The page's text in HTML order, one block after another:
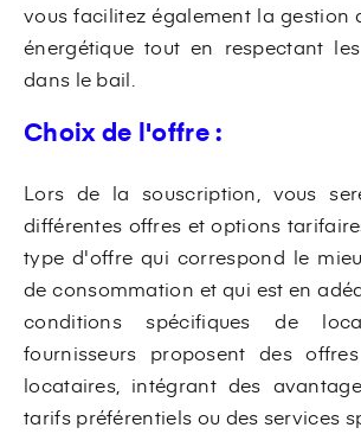
vous facilitez également la gestion
énergétique tout en respectant
dans le bail.
Choix de l'offre :
Lors de la souscription, vous
différentes offres et options
type d'offre qui correspond le
de consommation et qui est en
conditions spécifiques de
fournisseurs proposent des
locataires, intégrant des
tarifs préférentiels ou des services